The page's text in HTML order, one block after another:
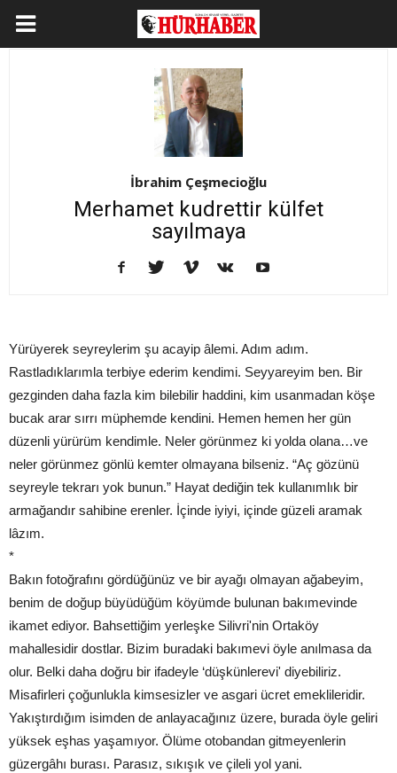
İbrahim Çeşmecioğlu
Merhamet kudrettir külfet
sayılmaya
Yürüyerek seyreylerim şu acayip âlemi. Adım adım.
Rastladıklarımla terbiye ederim kendimi. Seyyareyim ben. Bir
gezginden daha fazla kim bilebilir haddini, kim usanmadan köşe
bucak arar sırrı müphemde kendini. Hemen hemen her gün
düzenli yürürüm kendimle. Neler görünmez ki yolda olana…ve
neler görünmez gönlü kemter olmayana bilseniz. “Aç gözünü
seyreyle tekrarı yok bunun.” Hayat dediğin tek kullanımlık bir
armağandır sahibine erenler. İçinde iyiyi, içinde güzeli aramak
lâzım.
*
Bakın fotoğrafını gördüğünüz ve bir ayağı olmayan ağabeyim,
benim de doğup büyüdüğüm köyümde bulunan bakımevinde
ikamet ediyor. Bahsettiğim yerleşke Silivri'nin Ortaköy
mahallesidir dostlar. Bizim buradaki bakımevi öyle anılmasa da
olur. Belki daha doğru bir ifadeyle ‘düşkünlerevi' diyebiliriz.
Misafirleri çoğunlukla kimsesizler ve asgari ücret emeklileridir.
Yakıştırdığım isimden de anlayacağınız üzere, burada öyle geliri
yüksek eşhas yaşamıyor. Ölüme otobandan gitmeyenlerin
güzergâhı burası. Parasız, sıkışık ve çileli yol yani.